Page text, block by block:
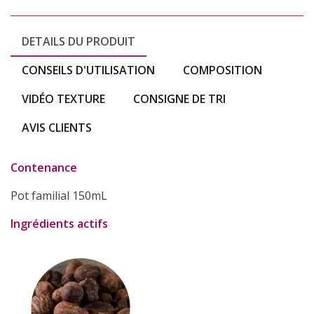
DETAILS DU PRODUIT
CONSEILS D'UTILISATION
COMPOSITION
VIDÉO TEXTURE
CONSIGNE DE TRI
AVIS CLIENTS
Contenance
Pot familial 150mL
Ingrédients actifs